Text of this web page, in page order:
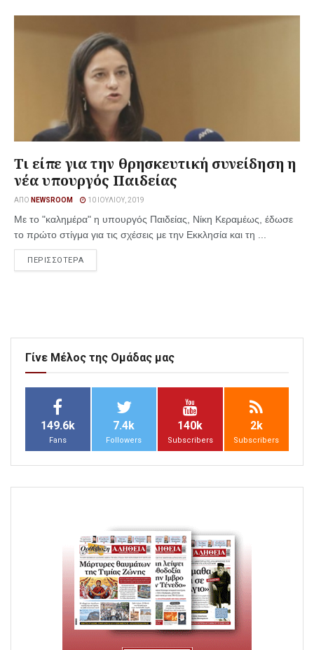
Τι είπε για την θρησκευτική συνείδηση η
νέα υπουργός Παιδείας
ΑΠΌ NEWSROOM 10 ΙΟΥΛΊΟΥ, 2019
Με το "καλημέρα" η υπουργός Παιδείας, Νίκη Κεραμέως, έδωσε
το πρώτο στίγμα για τις σχέσεις με την Εκκλησία και τη ...
ΠΕΡΙΣΣΟΤΕΡΑ
Γίνε Μέλος της Ομάδας μας
149.6k
Fans
7.4k
Followers
140k
Subscribers
2k
Subscribers